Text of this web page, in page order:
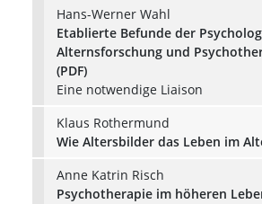
Hans-Werner Wahl
Etablierte Befunde der
Alternsforschung und
(PDF)
Eine notwendige Liaison
Klaus Rothermund
Wie Altersbilder das Leben im
Anne Katrin Risch
Psychotherapie im höheren